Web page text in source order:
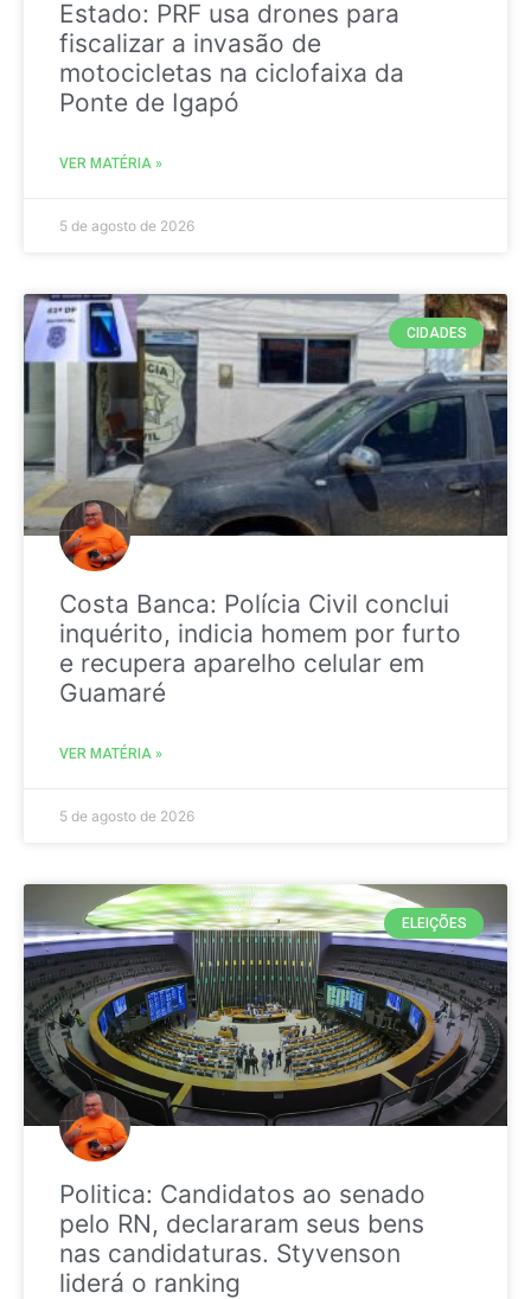
Estado: PRF usa drones para
fiscalizar a invasão de
motocicletas na ciclofaixa da
Ponte de Igapó
VER MATÉRIA »
5 de agosto de 2026
CIDADES
Costa Banca: Polícia Civil conclui
inquérito, indicia homem por furto
e recupera aparelho celular em
Guamaré
VER MATÉRIA »
5 de agosto de 2026
ELEIÇÕES
Politica: Candidatos ao senado
pelo RN, declararam seus bens
nas candidaturas. Styvenson
liderá o ranking